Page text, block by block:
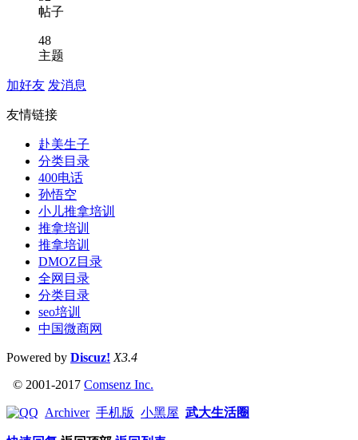
帖子
48
主题
加好友 发消息
友情链接
赴美生子
分类目录
400电话
孙悟空
小儿推拿培训
推拿培训
推拿培训
DMOZ目录
全网目录
分类目录
seo培训
中国微商网
Powered by Discuz! X3.4
© 2001-2017 Comsenz Inc.
Archiver 手机版 小黑屋 武大生活圈